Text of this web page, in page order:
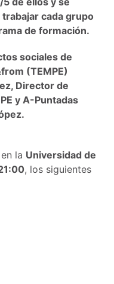
cada grupo
de formación.
sociales de
(TEMPE)
Director de
y A-Puntadas
la Universidad de
, los siguientes